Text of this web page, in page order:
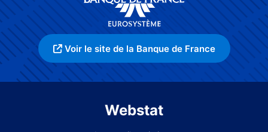
Voir le site de la Banque de France
Webstat